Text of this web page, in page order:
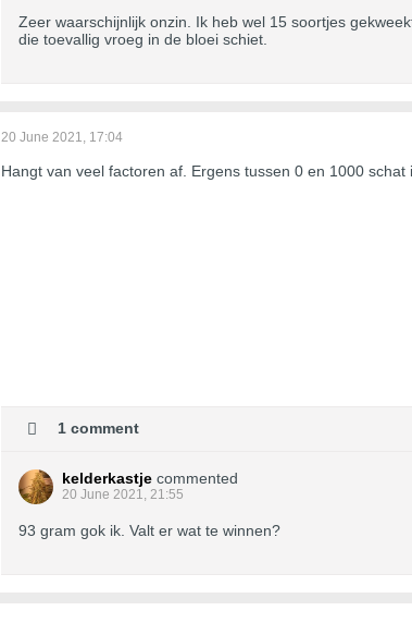
Zeer waarschijnlijk onzin. Ik heb wel 15 soortjes
die toevallig vroeg in de bloei schiet.
20 June 2021, 17:04
Hangt van veel factoren af. Ergens tussen 0 en 1000 schat
1 comment
kelderkastje commented
20 June 2021, 21:55
93 gram gok ik. Valt er wat te winnen?